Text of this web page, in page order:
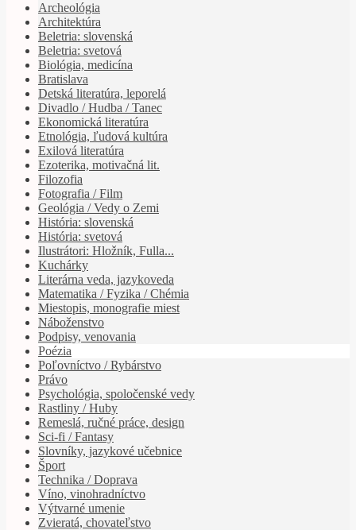
Archeológia
Architektúra
Beletria: slovenská
Beletria: svetová
Biológia, medicína
Bratislava
Detská literatúra, leporelá
Divadlo / Hudba / Tanec
Ekonomická literatúra
Etnológia, ľudová kultúra
Exilová literatúra
Ezoterika, motivačná lit.
Filozofia
Fotografia / Film
Geológia / Vedy o Zemi
História: slovenská
História: svetová
Ilustrátori: Hložník, Fulla...
Kuchárky
Literárna veda, jazykoveda
Matematika / Fyzika / Chémia
Miestopis, monografie miest
Náboženstvo
Podpisy, venovania
Poézia
Poľovníctvo / Rybárstvo
Právo
Psychológia, spoločenské vedy
Rastliny / Huby
Remeslá, ručné práce, design
Sci-fi / Fantasy
Slovníky, jazykové učebnice
Šport
Technika / Doprava
Víno, vinohradníctvo
Výtvarné umenie
Zvieratá, chovateľstvo